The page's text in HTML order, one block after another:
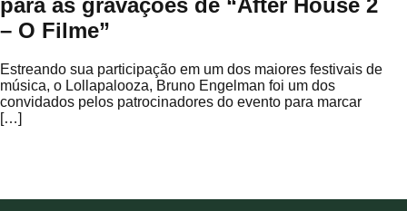
– O Filme”
Estreando sua participação em um dos maiores festivais de
música, o Lollapalooza, Bruno Engelman foi um dos
convidados pelos patrocinadores do evento para marcar
[…]